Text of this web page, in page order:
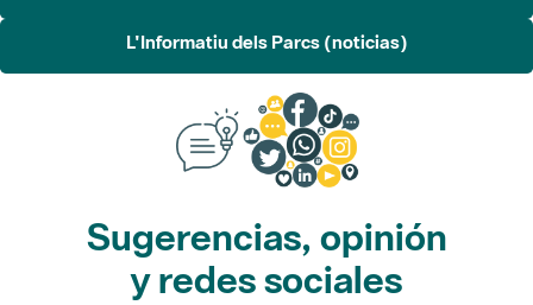
L'Informatiu dels Parcs (noticias)
Sugerencias, opinión
y redes sociales